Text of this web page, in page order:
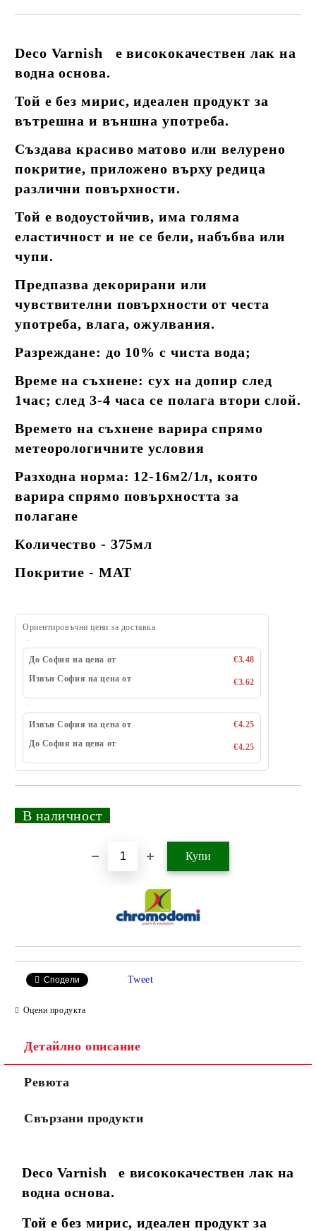
Deco Varnish е висококачествен лак на
водна основа.
Той е без мирис, идеален продукт за
вътрешна и външна употреба.
Създава красиво матово или велурено
покритие, приложено върху редица
различни повърхности.
Той е водоустойчив, има голяма
еластичност и не се бели, набъбва или
чупи.
Предпазва декорирани или
чувствителни повърхности от честа
употреба, влага, ожулвания.
Разреждане: до 10% с чиста вода;
Време на съхнене: сух на допир след
1час; след 3-4 часа се полага втори слой.
Времето на съхнене варира спрямо
метеорологичните условия
Разходна норма: 12-16м2/1л, която
варира спрямо повърхността за
полагане
Количество - 375мл
Покритие - МАТ
Ориентировъчни цени за доставка
До София на цена от
€3.48
Извън София на цена от
€3.62
Извън София на цена от
€4.25
До София на цена от
€4.25
В наличност
Сподели Tweet
Оцени продукта
Детайлно описание
Ревюта
Свързани продукти
Deco Varnish е висококачествен лак на
водна основа.
Той е без мирис, идеален продукт за